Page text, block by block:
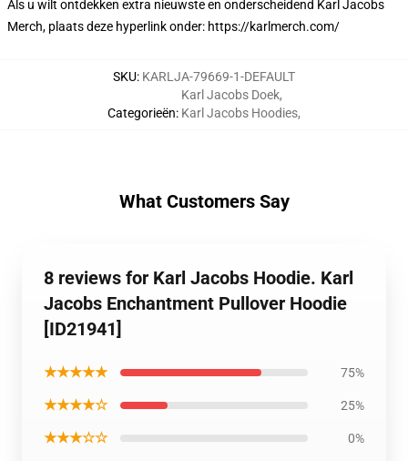
Als u wilt ontdekken extra nieuwste en onderscheidend Karl Jacobs
Merch, plaats deze hyperlink onder: https://karlmerch.com/
SKU: KARLJA-79669-1-DEFAULT
Categorieën:
Karl Jacobs Doek,
Karl Jacobs Hoodies,
What Customers Say
8 reviews for Karl Jacobs Hoodie. Karl
Jacobs Enchantment Pullover Hoodie
[ID21941]
★★★★★ 75%
★★★★☆ 25%
★★★☆☆ 0%